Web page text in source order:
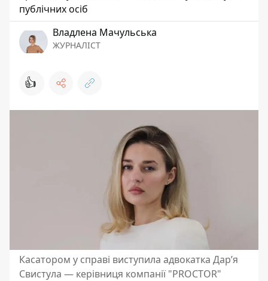
публічних осіб
Владлена Мачульська
ЖУРНАЛІСТ
👍
Касатором у справі виступила адвокатка Дар’я
Свистула — керівниця компанії "PROCTOR"